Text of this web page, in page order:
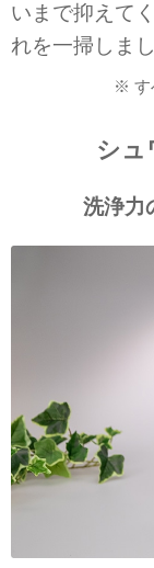
いまで抑えて
れを一掃しま
※ す
シュ
洗浄力